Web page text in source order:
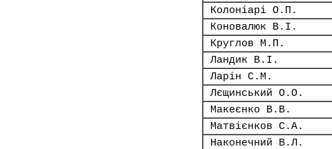
Колоніарі О.П.
Коновалюк В.І.
Круглов М.П.
Ландик В.І.
Ларін С.М.
Лєщинський О.О.
Макеєнко В.В.
Матвієнков С.А.
Наконечний В.Л.